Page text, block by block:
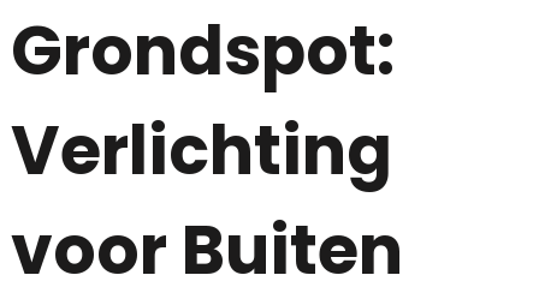
Grondspot:
Verlichting
voor Buiten